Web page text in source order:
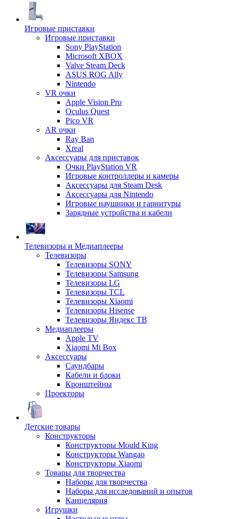
Игровые приставки
Игровые приставки
Sony PlayStation
Microsoft XBOX
Valve Steam Deck
ASUS ROG Ally
Nintendo
VR очки
Apple Vision Pro
Oculus Quest
Pico VR
AR очки
Ray Ban
Xreal
Аксессуары для приставок
Очки PlayStation VR
Игровые контроллеры и камеры
Аксессуары для Steam Desk
Аксессуары для Nintendo
Игровые наушники и гарнитуры
Зарядные устройства и кабели
Телевизоры и Медиаплееры
Телевизоры
Телевизоры SONY
Телевизоры Samsung
Телевизоры LG
Телевизоры TCL
Телевизоры Xiaomi
Телевизоры Hisense
Телевизоры Яндекс ТВ
Медиаплееры
Apple TV
Xiaomi Mi Box
Аксессуары
Саундбары
Кабели и блоки
Кронштейны
Проекторы
Детские товары
Конструкторы
Конструкторы Mould King
Конструкторы Wangao
Конструкторы Xiaomi
Товары для творчества
Наборы для творчества
Наборы для исследований и опытов
Канцелярия
Игрушки